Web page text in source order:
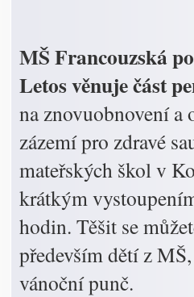
MŠ Francouzská
Letos věnuje část
na znovuobnovení a
zázemí pro zdravé
mateřských škol v
krátkým
hodin. Těšit se
především dětí z
vánoční punč.